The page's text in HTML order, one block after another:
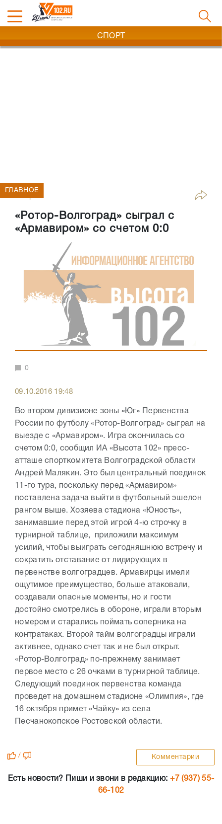
СПОРТ
«Ротор-Волгоград» сыграл с
«Армавиром» со счетом 0:0
ГЛАВНОЕ
0
09.10.2016 19:48
Во втором дивизионе зоны «Юг» Первенства
России по футболу «Ротор-Волгоград» сыграл на
выезде с «Армавиром». Игра окончилась со
счетом 0:0, сообщил ИА «Высота 102» пресс-
атташе спорткомитета Волгоградской области
Андрей Малякин. Это был центральный поединок
11-го тура, поскольку перед «Армавиром»
поставлена задача выйти в футбольный эшелон
рангом выше. Хозяева стадиона «Юность»,
занимавшие перед этой игрой 4-ю строчку в
турнирной таблице, приложили максимум
усилий, чтобы выиграть сегодняшнюю встречу и
сократить отставание от лидирующих в
первенстве волгоградцев. Армавирцы имели
ощутимое преимущество, больше атаковали,
создавали опасные моменты, но и гости
достойно смотрелись в обороне, играли вторым
номером и старались поймать соперника на
контратаках. Второй тайм волгоградцы играли
активнее, однако счет так и не был открыт.
«Ротор-Волгоград» по-прежнему занимает
первое место с 26 очками в турнирной таблице.
Следующий поединок первенства команда
проведет на домашнем стадионе «Олимпия», где
16 октября примет «Чайку» из села
Песчанокопское Ростовской области.
/ Комментарии
Есть новости? Пиши и звони в редакцию: +7 (937) 55-
66-102